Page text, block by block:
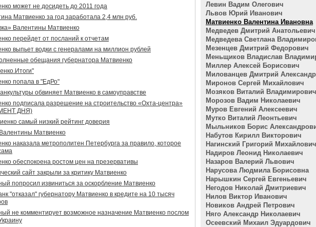
может не досидеть до 2011 года
Матвиенко за год заработала 2,4 млн руб.
Валентины Матвиенко
перейдет от посланий к отчетам
выпьет водки с генералами на миллион рублей
обещания губернатора Матвиенко
попала в "ЕдРо"
обвиняет Матвиенко в самоуправстве
подписала разрешение на строительство «Охта-центра»
ДНЯ)
самый низкий рейтинг доверия
Матвиенко
наказала метрополитен Петербурга за правило, которое
обеспокоена ростом цен на презервативы
сайт закрыли за критику Матвиенко
попросил извиниться за оскорбление Матвиенко
"отказал" губернатору Матвиенко в кредите на 10 тысяч
не комментирует возможное назначение Матвиенко послом
Левин Вадим Олегович
Львов Юрий Иванович
Матвиенко Валентина Ивановна
Медведев Дмитрий Анатольевич
Медведева Светлана
Мезенцев Дмитрий Федорович
Меньщиков Владислав
Миллер Алексей Борисович
Милованцев Дмитрий
Миронов Сергей Михайлович
Мозяков Виталий Владимирович
Морозов Вадим Николаевич
Муров Евгений Алексеевич
Мутко Виталий Леонтьевич
Мыльников Борис
Набутов Кирилл Викторович
Нагинский Григорий Михайлович
Надиров Леонид Николаевич
Назаров Валерий Львович
Нарусова Людмила Борисовна
Нарышкин Сергей Евгеньевич
Негодов Николай Дмитриевич
Нилов Виктор Иванович
Новиков Андрей Петрович
Няго Александр Николаевич
Осеевский Михаил Эдуардович